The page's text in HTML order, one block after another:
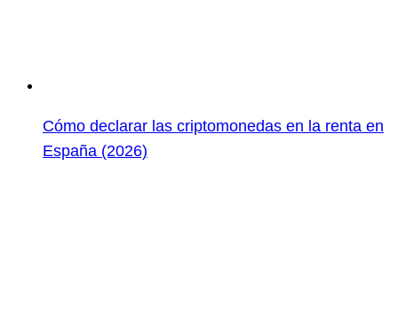
Cómo declarar las criptomonedas en la renta en
España (2026)